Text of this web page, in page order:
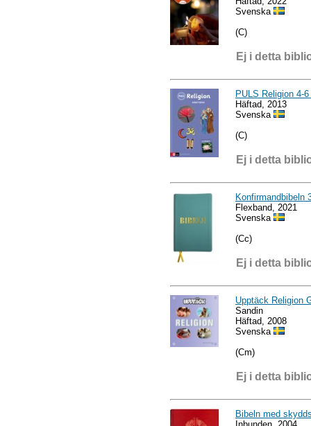
Svenska
(C)
Ej i detta
PULS Religion 4-
Häftad, 2013
Svenska
(C)
Ej i detta
Konfirmandbibeln
Flexband, 2021
Svenska
(Cc)
Ej i detta
Upptäck Religion
Sandin
Häftad, 2008
Svenska
(Cm)
Ej i detta
Bibeln med